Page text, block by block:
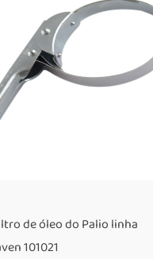
de óleo do Palio linha
101021